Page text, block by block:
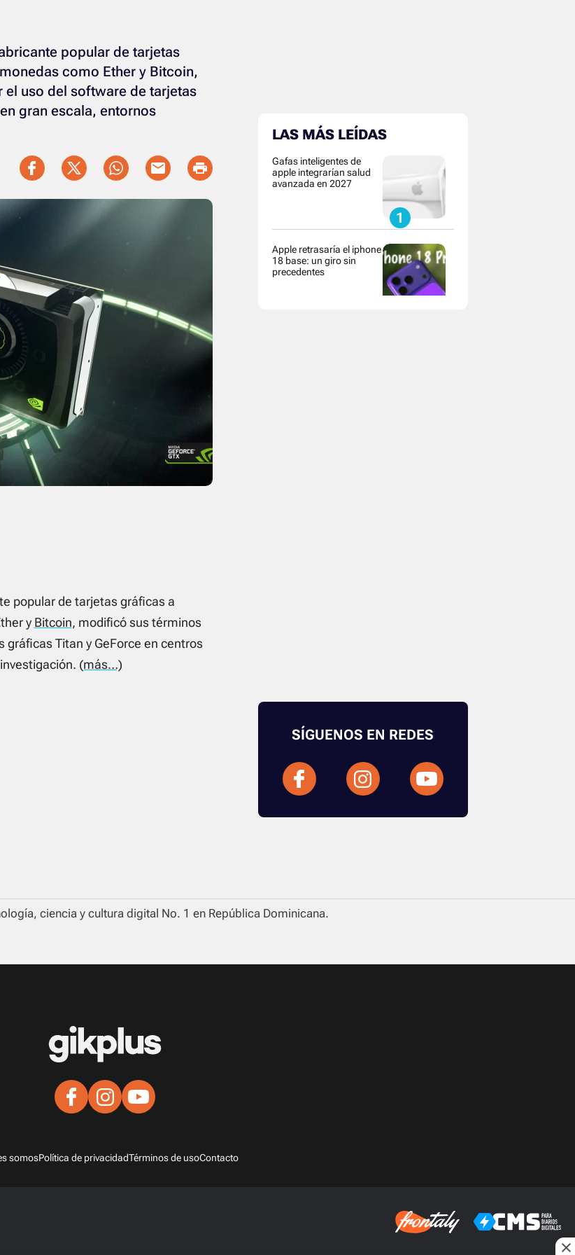
popular de tarjetas
como Ether y Bitcoin,
uso del software de tarjetas
gran escala, entornos
popular de tarjetas gráficas a
y Bitcoin, modificó sus términos
Titan y GeForce en centros
(más…)
LAS MÁS LEÍDAS
Gafas inteligentes de
apple integrarían salud
avanzada en 2027
Apple retrasaría el iphone
18 base: un giro sin
precedentes
SÍGUENOS EN REDES
ciencia y cultura digital No. 1 en República Dominicana.
somosPolítica de privacidadTérminos de usoContacto